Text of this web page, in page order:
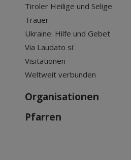
Tiroler Heilige und Selige
Trauer
Ukraine: Hilfe und Gebet
Via Laudato si'
Visitationen
Weltweit verbunden
Organisationen
Pfarren